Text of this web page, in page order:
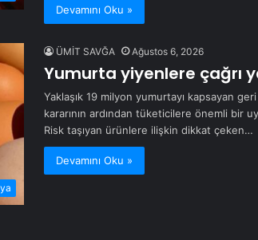
Devamını Oku »
ÜMİT SAVĞA Ağustos 6, 2026
Yumurta yiyenlere çağrı
Yaklaşık 19 milyon yumurtayı kapsayan geri
kararının ardından tüketicilere önemli bir
Risk taşıyan ürünlere ilişkin dikkat çeken…
Devamını Oku »